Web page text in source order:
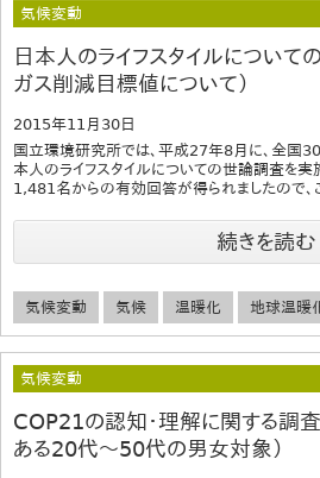
気候変動
日本人のライフスタイルについて
ガス削減目標値について）
2015年11月30日
国立環境研究所では、平成27年8月に、全国
本人のライフスタイルについての世論調査を実
1,481名からの有効回答が得られましたので、
続きを読む
気候変動 気候 温暖化 地球温暖
気候変動
COP21の認知・理解に関する調
ある20代～50代の男女対象）